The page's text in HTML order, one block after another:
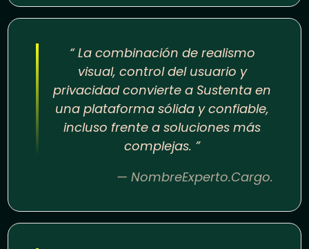
“ La combinación de realismo
visual, control del usuario y
privacidad convierte a Sustenta en
una plataforma sólida y confiable,
incluso frente a soluciones más
complejas. ”
— NombreExperto.Cargo.